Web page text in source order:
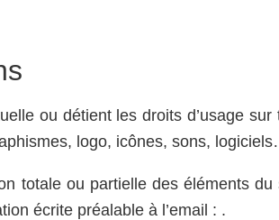
ou détient les droits d’usage sur
logo, icônes, sons,
totale ou partielle des éléments du
écrite préalable à l’email : .